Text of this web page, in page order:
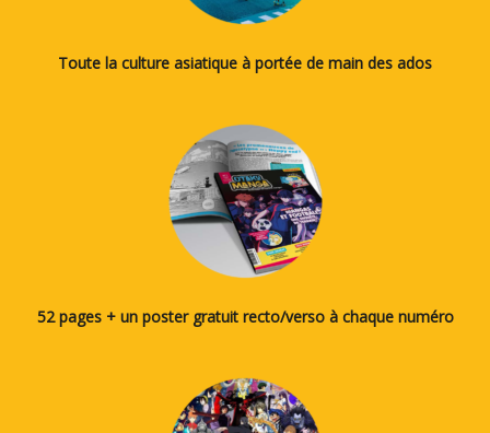
Toute la culture asiatique à portée de main des ados
52 pages + un poster gratuit recto/verso à chaque numéro